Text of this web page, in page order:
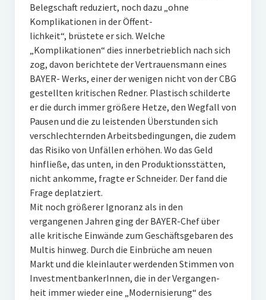
Belegschaft reduziert, noch dazu „ohne
Komplikationen in der Öffent-
lichkeit“, brüstete er sich. Welche
„Komplikationen“ dies innerbetrieblich nach sich
zog, davon berichtete der Vertrauensmann eines
BAYER- Werks, einer der wenigen nicht von der CBG
gestellten kritischen Redner. Plastisch schilderte
er die durch immer größere Hetze, den Wegfall von
Pausen und die zu leistenden Überstunden sich
verschlechternden Arbeitsbedingungen, die zudem
das Risiko von Unfällen erhöhen. Wo das Geld
hinfließe, das unten, in den Produktionsstätten,
nicht ankomme, fragte er Schneider. Der fand die
Frage deplatziert.
Mit noch größerer Ignoranz als in den
vergangenen Jahren ging der BAYER-Chef über
alle kritische Einwände zum Geschäftsgebaren des
Multis hinweg. Durch die Einbrüche am neuen
Markt und die kleinlauter werdenden Stimmen von
InvestmentbankerInnen, die in der Vergangen-
heit immer wieder eine „Modernisierung“ des